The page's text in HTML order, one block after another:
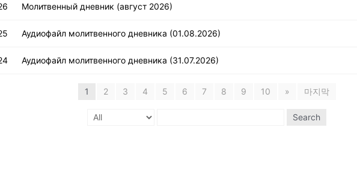
Молитвенный дневник (август 2026)
Аудиофайл молитвенного дневника (01.08.2026)
Аудиофайл молитвенного дневника (31.07.2026)
1 2 3 4 5 6 7 8 9 10 » 마지막
Search